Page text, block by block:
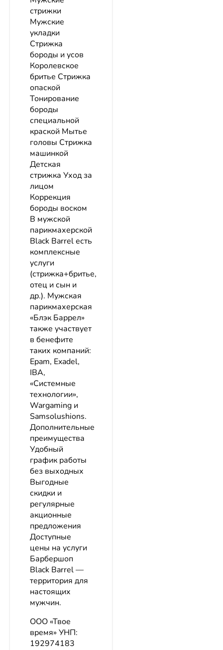
стрижки
Мужские
укладки
Стрижка
бороды и усов
Королевское
бритье Стрижка
опаской
Тонирование
бороды
специальной
краской Мытье
головы Стрижка
машинкой
Детская
стрижка Уход за
лицом
Коррекция
бороды воском
В мужской
парикмахерской
Black Barrel есть
комплексные
услуги
(стрижка+бритье,
отец и сын и
др.). Мужская
парикмахерская
«Блэк Баррел»
также участвует
в бенефите
таких компаний:
Epam, Exadel,
IBA,
«Системные
технологии»,
Wargaming и
Samsolushions.
Дополнительные
преимущества
Удобный
график работы
без выходных
Выгодные
скидки и
регулярные
акционные
предложения
Доступные
цены на услуги
Барбершоп
Black Barrel —
территория для
настоящих
мужчин.
ООО «Твое
время» УНП:
192974183